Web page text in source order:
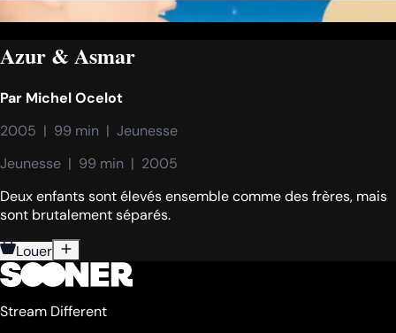
Azur & Asmar
Par Michel Ocelot
2005  |  99 min  |  Jeunesse
Jeunesse  |  99 min  |  2005
Deux enfants sont élevés ensemble comme des frères, mais
sont brutalement séparés.
Louer
Stream Different